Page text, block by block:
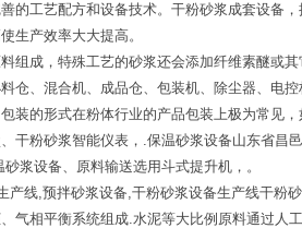
工艺配方和设备技术。干粉砂浆成套设备
生产效率大大提高。
成，特殊工艺的砂浆还会添加纤维素醚或
、混合机、成品仓、包装机、除尘器、电
的形式在粉体行业的产品包装上极为常见
粉砂浆智能仪表，.保温砂浆设备山东省昌
浆设备、原料输送选用斗式提升机，。
线,预拌砂浆设备,干粉砂浆设备生产线干粉
相平衡系统组成.水泥等大比例原料通过人